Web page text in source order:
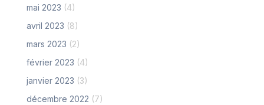
mai 2023 (4)
avril 2023 (8)
mars 2023 (2)
février 2023 (4)
janvier 2023 (3)
décembre 2022 (7)